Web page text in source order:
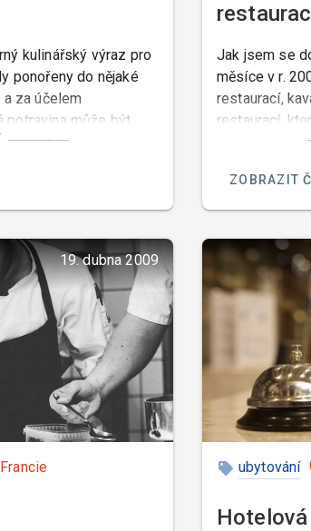
kulinářský výraz pro
ponořeny do nějaké
za účelem
potravina může být
v chladu.
Jak jsem se
měsíce v r.
restaurací,
restaurací,
s loňskem o
ZOBRAZIT
19. dubna 2009
Francie ubytování